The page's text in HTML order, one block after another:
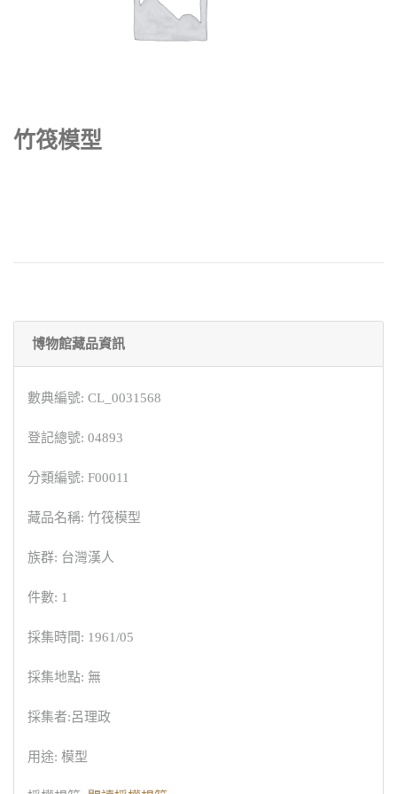
竹筏模型
博物館藏品資訊
數典編號: CL_0031568
登記總號: 04893
分類編號: F00011
藏品名稱: 竹筏模型
族群: 台灣漢人
件數: 1
採集時間: 1961/05
採集地點: 無
採集者:呂理政
用途: 模型